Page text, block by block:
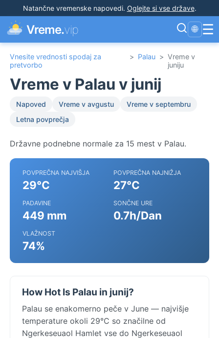
Natančne vremenske napovedi. Oglejte si vse države.
Vreme.vip 🌐 ☰
Vnesite vrednosti spodaj za
pretvorbo
> Palau > Vreme v
juniju
Vreme v Palau v junij
Napoved Vreme v avgustu
Vreme v septembru
Letna povprečja
Državne podnebne normale za 15 mest v Palau.
POVPREČNA NAJVIŠJA
29°C
POVPREČNA NAJNIŽJA
27°C
PADAVINE
449 mm
SONČNE URE
0.7h/Dan
VLAŽNOST
74%
How Hot Is Palau in junij?
Palau se enakomerno peče v June — najvišje
temperature okoli 29°C so značilne od
Ngerkeseuaol Hamlet vse do Ngerkeseuaol